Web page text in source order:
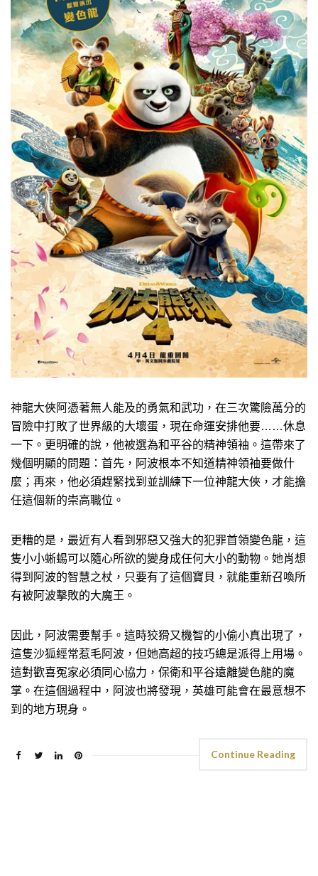
神龍大俠阿憑著無人能及的勇氣和武功，在三次驚險萬分的
冒險中打敗了世界級的大壞蛋，現在命運安排他要……休息
一下。更明確的說，他被選為和平谷的精神領袖。這帶來了
幾個明顯的問題：首先，阿波根本不知道精神領袖要做什
麼；再來，他必須趕緊找到並訓練下一位神龍大俠，才能擔
任這個新的崇高職位。
更糟的是，最近有人看到邪惡又強大的犯罪首領變色龍，這
隻小小蜥蜴可以隨心所欲的變身成任何大小的動物。她肖想
得到阿波的智慧之杖，只要有了這個寶貝，就能重新召喚所
有被阿波擊敗的大魔王。
因此，阿波需要幫手。這時狡猾又機智的小偷小真出現了，
這隻沙狐經常惹毛阿波，但她高超的技巧總是派得上用場。
這對歡喜冤家必須同心協力，保衛和平谷遠離變色龍的魔
掌。在這個過程中，阿波也將發現，英雄可能會在最意想不
到的地方現身。
Continue Reading